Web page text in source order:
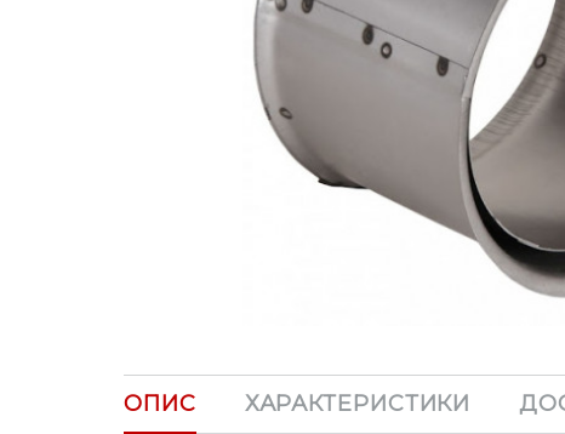
ОПИС ХАРАКТЕРИСТИКИ